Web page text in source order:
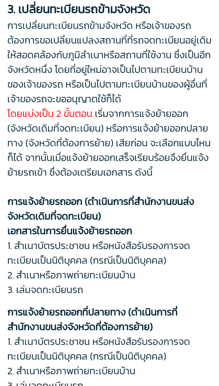
3. เปลี่ยนทะเบียนรถข้ามจังหวัด
การเปลี่ยนทะเบียนรถข้ามจังหวัด หรือเจ้าของรถ
ต้องการขอเปลี่ยนแปลงสถานที่ที่รถจดทะเบียนอยู่เดิม
ให้สอดคล้องกับภูมิลำเนาหรือสถานที่ใช้งาน ซึ่งเป็นอีก
จังหวัดหนึ่ง โดยที่อยู่ใหม่อาจเป็นไปตามทะเบียนบ้าน
ของเจ้าของรถ หรือเป็นไปตามทะเบียนบ้านของผู้อื่นที่
เจ้าของรถจะขออนุญาตใช้ก็ได้
โดยแบ่งเป็น 2 ขั้นตอน เริ่มจากการแจ้งย้ายออก
(จังหวัดเดิมที่จดทะเบียน) หรือการแจ้งย้ายออกปลาย
ทาง (จังหวัดที่ต้องการย้าย) เสียก่อน จะเลือกแบบไหน
ก็ได้ จากนั้นเมื่อแจ้งย้ายออกเสร็จเรียบร้อยจึงยื่นแจ้ง
ย้ายรถเข้า ซึ่งต้องเตรียมเอกสาร ดังนี้
การแจ้งย้ายรถออก (ดำเนินการที่สำนักงานขนส่ง
จังหวัดเดิมที่จดทะเบียน)
เอกสารในการยื่นแจ้งย้ายรถออก
1. สำเนาบัตรประชาชน หรือหนังสือรับรองการจด
ทะเบียนเป็นนิติบุคคล (กรณีเป็นนิติบุคคล)
2. สำเนาหรือภาพถ่ายทะเบียนบ้าน
3. เล่มจดทะเบียนรถ
การแจ้งย้ายรถออกที่ปลายทาง (ดำเนินการที่
สำนักงานขนส่งจังหวัดที่ต้องการย้าย)
1. สำเนาบัตรประชาชน หรือหนังสือรับรองการจด
ทะเบียนเป็นนิติบุคคล (กรณีเป็นนิติบุคคล)
2. สำเนาหรือภาพถ่ายทะเบียนบ้าน